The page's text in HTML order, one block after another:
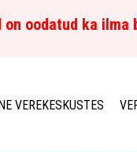
oodatud ka ilma
VEREKESKUSTES